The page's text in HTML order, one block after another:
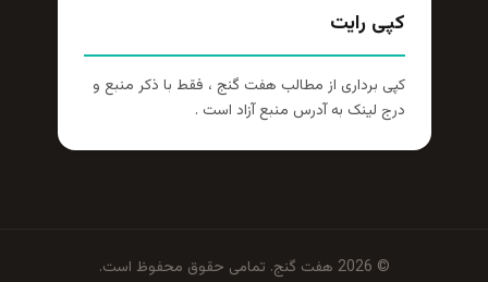
کپی رایت
کپی برداری از مطالب هفت گنج ، فقط با ذکر منبع و
درج لینک به آدرس منبع آزاد است .
© 2026 هفت گنج. تمامی حقوق محفوظ است.